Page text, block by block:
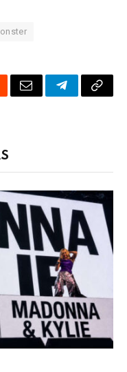
CorreoTelegrama